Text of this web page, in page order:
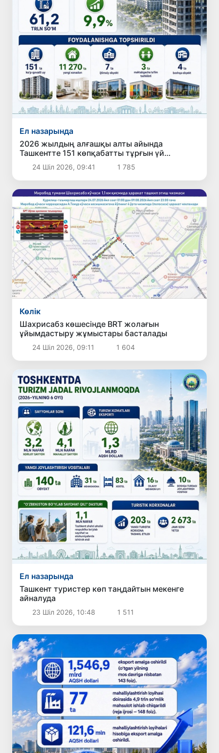
Ел назарында
2026 жылдың алғашқы алты айында
Ташкентте 151 көпқабатты тұрғын үй
пайдалануға берілді
24 Шіл 2026, 09:41 1 785
Көлік
Шахрисабз көшесінде BRT жолағын
ұйымдастыру жұмыстары басталады
24 Шіл 2026, 09:11 1 604
Ел назарында
Ташкент туристер көп таңдайтын мекенге
айналуда
23 Шіл 2026, 10:48 1 511